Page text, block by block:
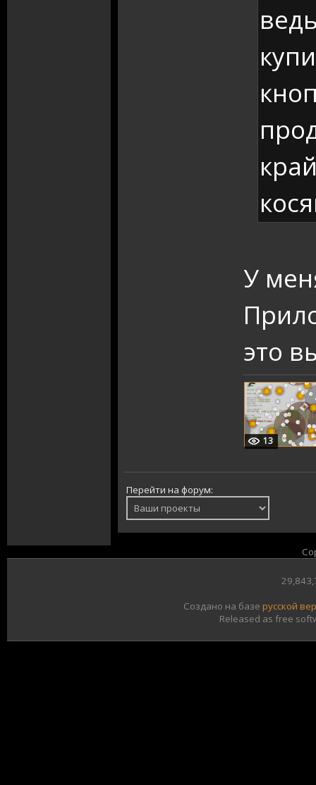
У
это
13
Перейти на форум:
Создано на базе русской
Released as free